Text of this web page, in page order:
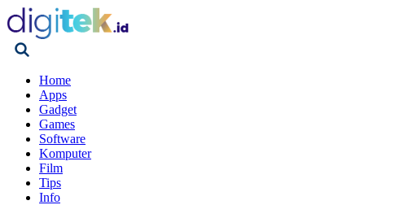
Home
Apps
Gadget
Games
Software
Komputer
Film
Tips
Info